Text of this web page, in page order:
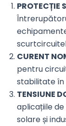
PROTECȚIE
CURENT
pentru
stabilitate în
TENSIUNE
aplicațiile
solare și